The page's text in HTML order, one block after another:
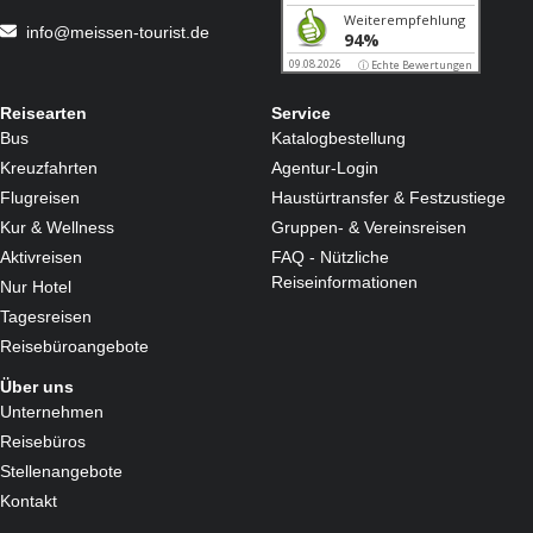
mit hoher Anfallsfrequenz • Onkologische Erkrankungen
Behandlungsmethoden
Medizinische Massagen und Bäder • Bewegungstherapie
info@meissen-tourist.de
Reisearten
Bus
Kreuzfahrten
Flugreisen
Kur & Wellness
Aktivreisen
Nur Hotel
Tagesreisen
Reisebüroangebote
Service
Katalogbestellung
Agentur-Login
Haustürtransfer & Festzustiege
Gruppen- & Vereinsreisen
FAQ - Nützliche
Reiseinformationen
Über uns
Unternehmen
Reisebüros
Stellenangebote
Kontakt